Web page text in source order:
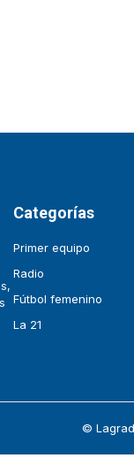
Categorías
Primer equipo
Radio
Fútbol femenino
La 21
©